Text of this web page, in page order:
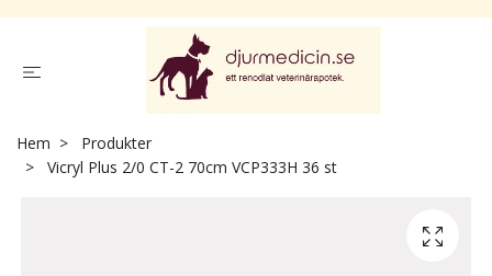
Hem
Produkter
Vicryl Plus 2/0 CT-2 70cm VCP333H 36 st